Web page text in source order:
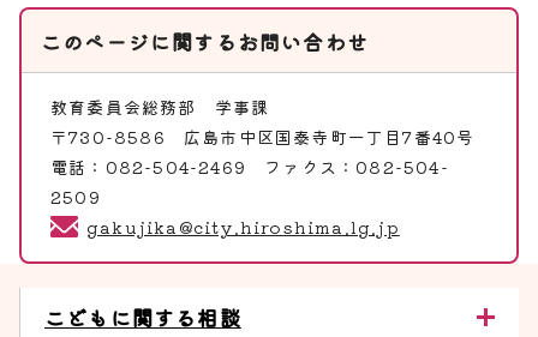
このページに関する お問い合わせ
教育委員会総務部 学事課
〒730-8586 広島市中区国泰寺町一丁目7番40号
電話：082-504-2469 ファクス：082-504-
2509
gakujika@city.hiroshima.lg.jp
こどもに関する相談